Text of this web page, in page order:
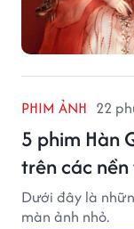
PHIM ẢNH 22
5 phim Hàn
trên các
Dưới đây là
màn ảnh nhỏ.